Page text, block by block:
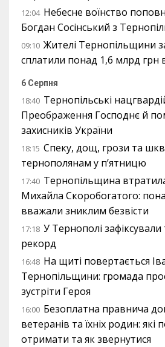
12:04 Небесне воїнство
Богдан Сосінський з
09:10 Жителі Тернопільщини
сплатили понад 1,6 млрд грн
6 Серпня
18:40 Тернопільські
Преображення Господнє й
захисників України
18:15 Спеку, дощ, грози та
тернополянам у п’ятницю
17:40 Тернопільщина
Михайла Скоробогатого:
вважали зниклим безвісти
17:18 У Тернополі
рекорд
16:48 На щиті повертається
Тернопільщини: громада
зустріти Героя
16:00 Безоплатна правнича
ветеранів та їхніх родин: які
отримати та як звернутися